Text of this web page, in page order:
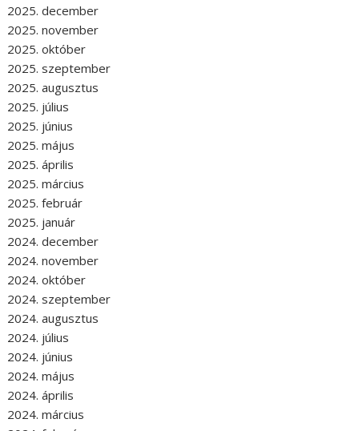
2025. december
2025. november
2025. október
2025. szeptember
2025. augusztus
2025. július
2025. június
2025. május
2025. április
2025. március
2025. február
2025. január
2024. december
2024. november
2024. október
2024. szeptember
2024. augusztus
2024. július
2024. június
2024. május
2024. április
2024. március